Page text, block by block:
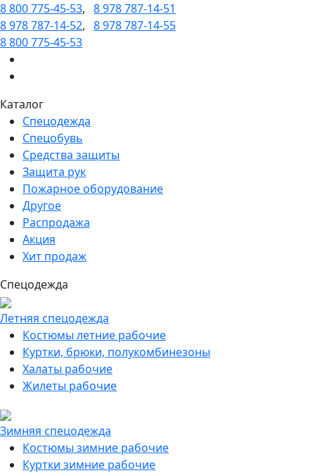
8 800 775-45-53, 8 978 787-14-51
8 978 787-14-52, 8 978 787-14-55
8 800 775-45-53
Каталог
Спецодежда
Спецобувь
Средства защиты
Защита рук
Пожарное оборудование
Другое
Распродажа
Акция
Хит продаж
Спецодежда
Летняя спецодежда
Костюмы летние рабочие
Куртки, брюки, полукомбинезоны
Халаты рабочие
Жилеты рабочие
Зимняя спецодежда
Костюмы зимние рабочие
Куртки зимние рабочие